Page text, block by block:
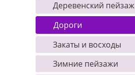
Деревенский пейзаж
Дороги
Закаты и восходы
Зимние пейзажи